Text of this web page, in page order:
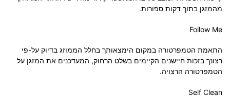
מהמזגן בתוך דקות ספורות.
Follow Me
התאמת הטמפרטורה במקום הימצאותך בחלל הממוזג בדיוק על-פי
רצונך בזכות חיישנים הקיימים בשלט הרחוק, המעדכנים את המזגן על
הטמפרטורה הרצויה.
Self Clean